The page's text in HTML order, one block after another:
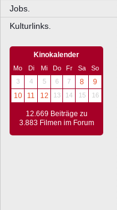
Jobs.
Kulturlinks.
Kinokalender
Mo Di Mi Do Fr Sa
So
3
4 5 6 7 8
9
10
11 12 13 14 15 16
12.669 Beiträge zu
3.883 Filmen im Forum